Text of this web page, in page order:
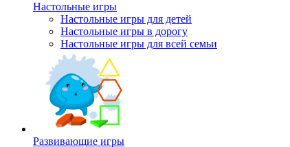
Настольные игры
Настольные игры для детей
Настольные игры в дорогу
Настольные игры для всей семьи
Развивающие игры